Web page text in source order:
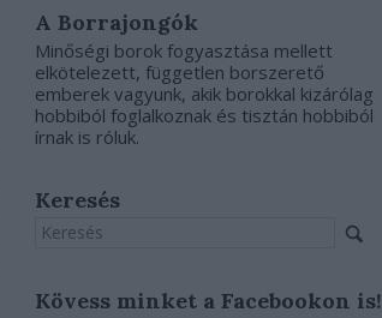
A Borrajongók
Minőségi borok fogyasztása mellett
elkötelezett, független borszerető
emberek vagyunk, akik borokkal kizárólag
hobbiból foglalkoznak és tisztán hobbiból
írnak is róluk.
Keresés
Kövess minket a Facebookon is!